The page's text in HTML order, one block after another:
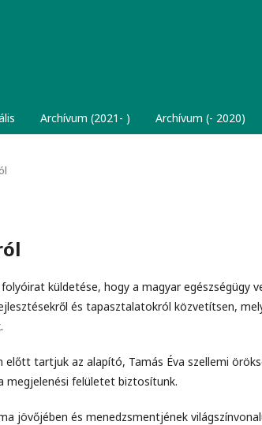
Archívum (2021- ) Archívum (- 2020)
küldetése, hogy a magyar egészségügy
és tapasztalatokról közvetítsen,
előtt tartjuk az alapító, Tamás Éva szellemi
megjelenési felületet biztosítunk.
jövőjében és menedzsmentjének